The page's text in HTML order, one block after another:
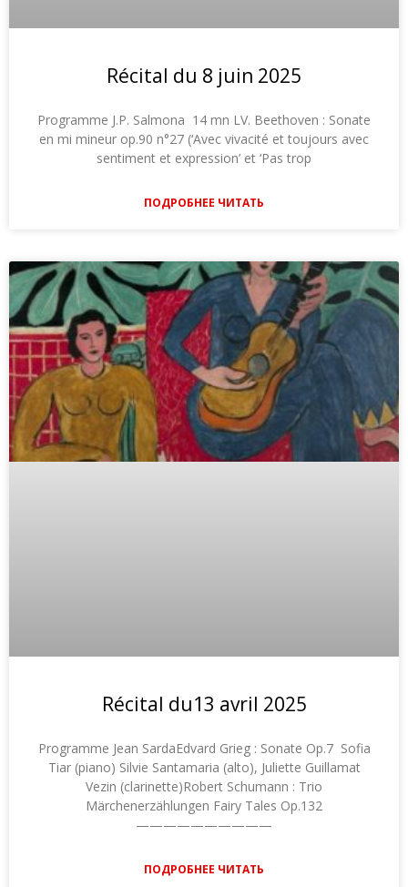
Récital du 8 juin 2025
Programme J.P. Salmona 14 mn LV. Beethoven : Sonate
en mi mineur op.90 n°27 (‘Avec vivacité et toujours avec
sentiment et expression’ et ‘Pas trop
ПОДРОБНЕЕ ЧИТАТЬ
Récital du13 avril 2025
Programme Jean SardaEdvard Grieg : Sonate Op.7 Sofia
Tiar (piano) Silvie Santamaria (alto), Juliette Guillamat
Vezin (clarinette)Robert Schumann : Trio
Märchenerzählungen Fairy Tales Op.132
——————————
ПОДРОБНЕЕ ЧИТАТЬ